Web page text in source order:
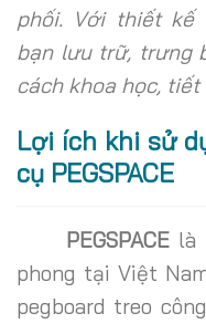
phối. Với thiết kế
bạn lưu trữ, trưng
cách khoa học,
Lợi ích khi sử
cụ PEGSPACE
PEGSPACElà
phong tại Việt
pegboard treo